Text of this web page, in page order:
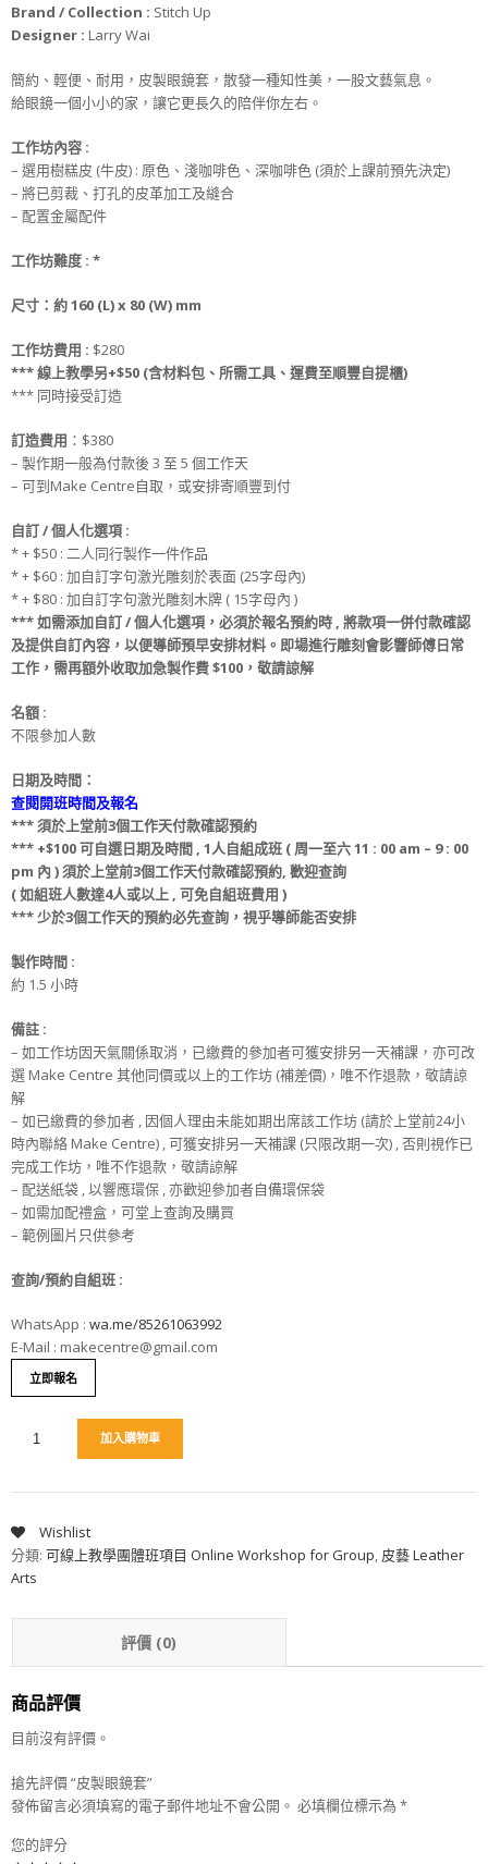
Brand / Collection : Stitch Up
Designer : Larry Wai
簡約、輕便、耐用，皮製眼鏡套，散發一種知性美，一股文藝氣息。
給眼鏡一個小小的家，讓它更長久的陪伴你左右。
工作坊內容 :
– 選用樹糕皮 (牛皮) : 原色、淺咖啡色、深咖啡色 (須於上課前預先決定)
– 將已剪裁、打孔的皮革加工及縫合
– 配置金屬配件
工作坊難度 : *
尺寸：約 160 (L) x 80 (W) mm
工作坊費用 : $280
*** 線上教學另+$50 (含材料包、所需工具、運費至順豐自提櫃)
*** 同時接受訂造
訂造費用 ：$380
– 製作期一般為付款後 3 至 5 個工作天
– 可到Make Centre自取，或安排寄順豐到付
自訂/個人化選項 :
* + $50 : 二人同行製作一件作品
* + $60 : 加自訂字句激光雕刻於表面 (25字母內)
* + $80 : 加自訂字句激光雕刻木牌 ( 15字母內 )
***如需添加自訂/個人化選項 ，必須於報名預約時 將款項一併付款確認
及提供自訂內容，以便導師預早安排材料 。 即場進行雕刻會影響師傅日常
工作，需再額外收取加急製作費$100 ，敬請諒解
名額 :
不限參加人數
日期及時間：
查閱開班時間及報名
***須於上堂前3個工作天付款確認預約
*** +$100可自選日期及時間 , 1 人自組成班 ( 周一至六 11 : 00 am – 9 : 00
pm 內 )須於上堂前3個工作天付款確認預約 歡迎查詢
(如組班人數達4人或以上 可免自組班費用 )
*** 少於3個工作天的預約必先查詢，視乎導師能否安排
製作時間 :
約 1.5 小時
備註 :
– 如工作坊因天氣關係取消，已繳費的參加者可獲安排另一天補課，亦可改
選 Make Centre 其他同價或以上的工作坊 (補差價)，唯不作退款，敬請諒
解
– 如已繳費的參加者 , 因個人理由未能如期出席該工作坊 (請於上堂前24小
時內聯絡 Make Centre) , 可獲安排另一天補課 (只限改期一次) , 否則視作已
完成工作坊，唯不作退款，敬請諒解
– 配送紙袋 , 以響應環保 , 亦歡迎參加者自備環保袋
– 如需加配禮盒，可堂上查詢及購買
– 範例圖片只供參考
查詢/預約自組班 :
WhatsApp : wa.me/85261063992
E-Mail : makecentre@gmail.com
立即報名
加入購物車
Wishlist
分類: 可線上教學團體班項目 Online Workshop for Group 皮藝 Leather
Arts
評價 (0)
商品評價
目前沒有評價。
搶先評價 “皮製眼鏡套”
發佈留言必須填寫的電子郵件地址不會公開。 必填欄位標示為 *
您的評分